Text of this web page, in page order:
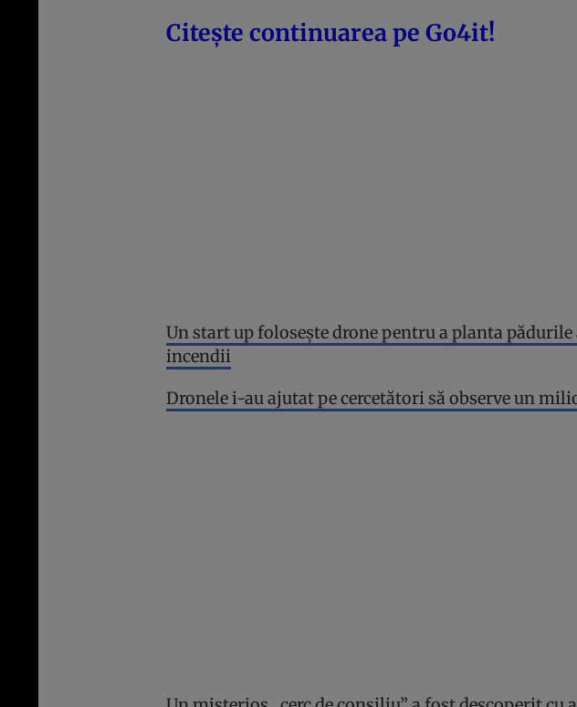
Citește continuarea pe Go4it!
Un start up folosește drone pentru a planta pădurile
incendii
Dronele i-au ajutat pe cercetători să observe un